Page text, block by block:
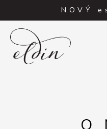
NOVÝ
DO OBCHODU